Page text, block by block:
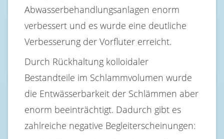
Abwasserbehandlungsanlagen enorm
verbessert und es wurde eine deutliche
Verbesserung der Vorfluter erreicht.
Durch Rückhaltung kolloidaler
Bestandteile im Schlammvolumen wurde
die Entwässerbarkeit der Schlämmen aber
enorm beeinträchtigt. Dadurch gibt es
zahlreiche negative Begleiterscheinungen: